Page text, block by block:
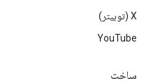
‫X (توییتر)
YouTube
ساخت